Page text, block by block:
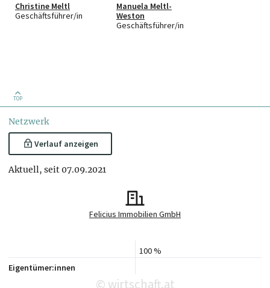
Christine Meltl
Geschäftsführer/in
Manuela Meltl-
Weston
Geschäftsführer/in
TOP
Netzwerk
Verlauf anzeigen
Aktuell, seit 07.09.2021
Felicius Immobilien GmbH
100 %
Eigentümer:innen
wirtschaft.at